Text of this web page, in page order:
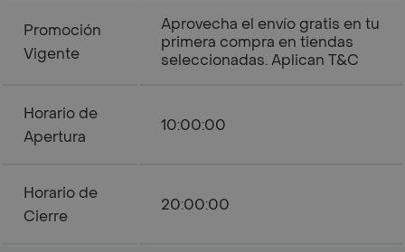
Promoción
Vigente
Aprovecha el envío gratis en tu
primera compra en tiendas
seleccionadas. Aplican T&C
Horario de
Apertura
10:00:00
Horario de
Cierre
20:00:00